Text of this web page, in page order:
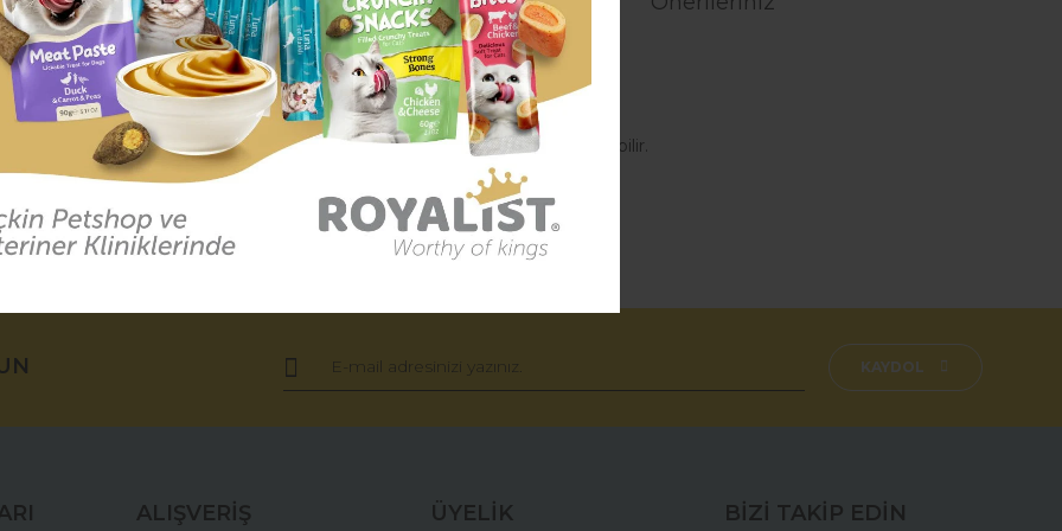
kaybolmaktadır.
evini daha kolay bulmasına en büyük yardımcı araçtır.
adı ve kaybolduğunda size ulaşılabilecek bir telefon numarası yazılabilir.
değildir.
gibi kırılma, çatlama ya da ezilme gibi problemlerle karşılaşmazsınız.
Bu ürüne ilk yorumu siz yapın!
Yorum Yaz
KAYDOL
ALIŞVERİŞ ÜYELİK BİZİ TAKİP EDİN